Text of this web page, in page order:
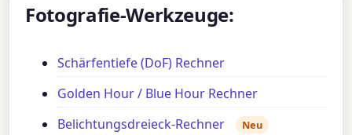
Fotografie-Werkzeuge:
Schärfentiefe (DoF) Rechner
Golden Hour / Blue Hour Rechner
Belichtungsdreieck-Rechner
Neu